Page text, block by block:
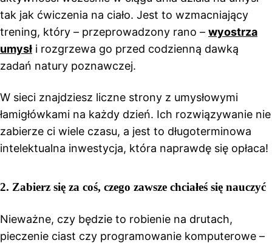
tak jak ćwiczenia na ciało. Jest to wzmacniający
trening, który – przeprowadzony rano – wyostrza
umysł i rozgrzewa go przed codzienną dawką
zadań natury poznawczej.
W sieci znajdziesz liczne strony z umysłowymi
łamigłówkami na każdy dzień. Ich rozwiązywanie nie
zabierze ci wiele czasu, a jest to długoterminowa
intelektualna inwestycja, która naprawdę się opłaca!
2. Zabierz się za coś, czego zawsze chciałeś się nauczyć
Nieważne, czy będzie to robienie na drutach,
pieczenie ciast czy programowanie komputerowe –